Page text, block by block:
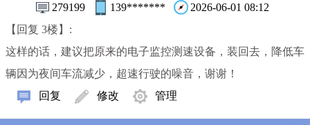
279199 139*******
2026-06-01 08:12
【回复 3楼】:
这样的话，建议把原来的电子监控测速设备，装回去，降低车
辆因为夜间车流减少，超速行驶的噪音，谢谢！
回复
修改 管理